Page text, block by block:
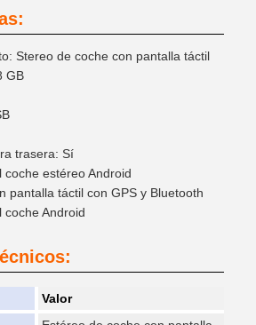
Stereo de coche con pantalla táctil
GB
trasera: Sí
coche estéreo Android
pantalla táctil con GPS y Bluetooth
coche Android
Valor